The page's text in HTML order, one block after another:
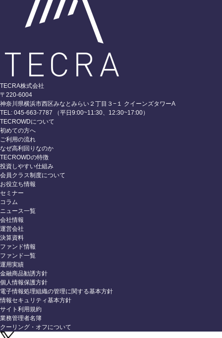
TECRA株式会社
〒220-6004
神奈川県横浜市西区みなとみらい２丁目３−１ クイーンズタワーA
TEL: 045-663-7787 （平日9:00~11:30、12:30~17:00）
TECROWDについて
初めての方へ
ご利用の流れ
なぜ高利回りなのか
TECROWDの特徴
投資しやすい仕組み
会員クラス制度について
お役立ち情報
セミナー
コラム
ニュース一覧
会社情報
運営会社
決算資料
ファンド情報
ファンド一覧
運用実績
金融商品勧誘方針
個人情報保護方針
電子情報処理組織の管理に関する基本方針
情報セキュリティ基本方針
サイト利用規約
業務管理者名簿
クーリング・オフについて